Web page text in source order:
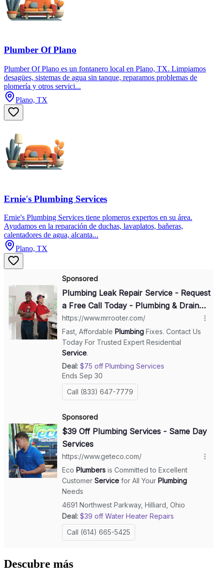
Plumber Of Plano
Plumber Of Plano es un fontanero local en Plano, TX. Limpiamos
desagües, sistemas de agua sin tanque, reparamos problemas de
plomería y otros servici...
Plano, TX
Ernie's Plumbing Services
Ernie's Plumbing Services tiene plomeros expertos en su área.
Ayudamos en la reparación de duchas, lavaplatos, bañeras,
calentadores de agua, alcanta...
Plano, TX
Descubre más